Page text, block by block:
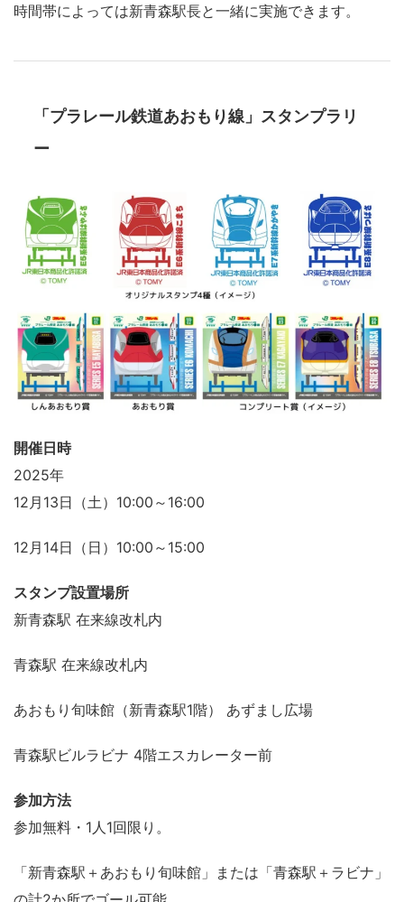
時間帯によっては新青森駅長と一緒に実施できます。
「プラレール鉄道あおもり線」スタンプラリ
ー
開催日時
2025年
12月13日（土）10:00～16:00
12月14日（日）10:00～15:00
スタンプ設置場所
新青森駅 在来線改札内
青森駅 在来線改札内
あおもり旬味館（新青森駅1階） あずまし広場
青森駅ビルラビナ 4階エスカレーター前
参加方法
参加無料・1人1回限り。
「新青森駅＋あおもり旬味館」または「青森駅＋ラビナ」